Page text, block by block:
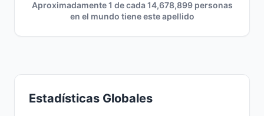
Aproximadamente 1 de cada 14,678,899 personas
en el mundo tiene este apellido
Estadísticas Globales